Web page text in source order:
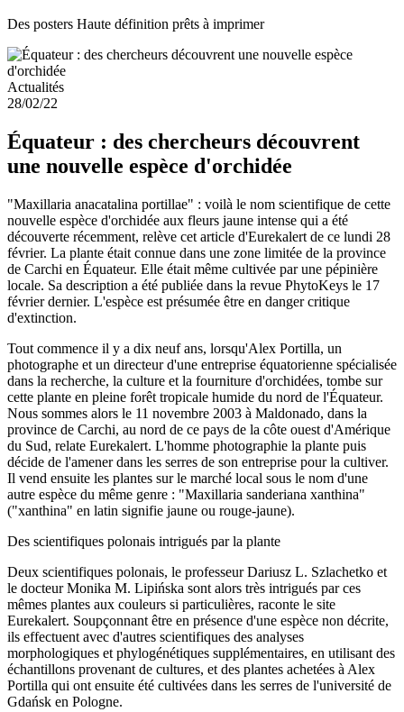
Des posters Haute définition prêts à imprimer
Actualités
28/02/22
Équateur : des chercheurs découvrent
une nouvelle espèce d'orchidée
"Maxillaria anacatalina portillae" : voilà le nom scientifique de cette
nouvelle espèce d'orchidée aux fleurs jaune intense qui a été
découverte récemment, relève cet article d'Eurekalert de ce lundi 28
février. La plante était connue dans une zone limitée de la province
de Carchi en Équateur. Elle était même cultivée par une pépinière
locale. Sa description a été publiée dans la revue PhytoKeys le 17
février dernier. L'espèce est présumée être en danger critique
d'extinction.
Tout commence il y a dix neuf ans, lorsqu'Alex Portilla, un
photographe et un directeur d'une entreprise équatorienne spécialisée
dans la recherche, la culture et la fourniture d'orchidées, tombe sur
cette plante en pleine forêt tropicale humide du nord de l'Équateur.
Nous sommes alors le 11 novembre 2003 à Maldonado, dans la
province de Carchi, au nord de ce pays de la côte ouest d'Amérique
du Sud, relate Eurekalert. L'homme photographie la plante puis
décide de l'amener dans les serres de son entreprise pour la cultiver.
Il vend ensuite les plantes sur le marché local sous le nom d'une
autre espèce du même genre : "Maxillaria sanderiana xanthina"
("xanthina" en latin signifie jaune ou rouge-jaune).
Des scientifiques polonais intrigués par la plante
Deux scientifiques polonais, le professeur Dariusz L. Szlachetko et
le docteur Monika M. Lipińska sont alors très intrigués par ces
mêmes plantes aux couleurs si particulières, raconte le site
Eurekalert. Soupçonnant être en présence d'une espèce non décrite,
ils effectuent avec d'autres scientifiques des analyses
morphologiques et phylogénétiques supplémentaires, en utilisant des
échantillons provenant de cultures, et des plantes achetées à Alex
Portilla qui ont ensuite été cultivées dans les serres de l'université de
Gdańsk en Pologne.